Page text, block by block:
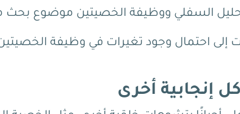
السفلي ووظيفة الخصيتين موضوع
إلى احتمال وجود تغيرات في وظيفة
إنجابية أخرى